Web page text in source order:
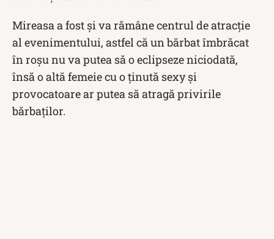
Mireasa a fost și va rămâne centrul de atracție
al evenimentului, astfel că un bărbat îmbrăcat
în roșu nu va putea să o eclipseze niciodată,
însă o altă femeie cu o ținută sexy și
provocatoare ar putea să atragă privirile
bărbaților.